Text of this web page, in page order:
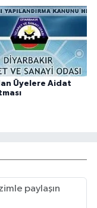
Üyelere Aidat